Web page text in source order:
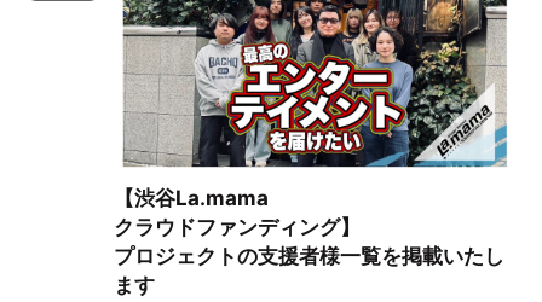
【渋谷La.mama
クラウドファンディング】
プロジェクトの支援者様一覧を掲載いたし
ます